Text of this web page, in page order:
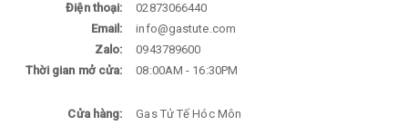
Điện thoại:
02873066440
Email:
info@gastute.com
Zalo:
0943789600
Thời gian mở cửa:
08:00AM - 16:30PM
Cửa hàng:
Gas Tử Tế Hóc Môn